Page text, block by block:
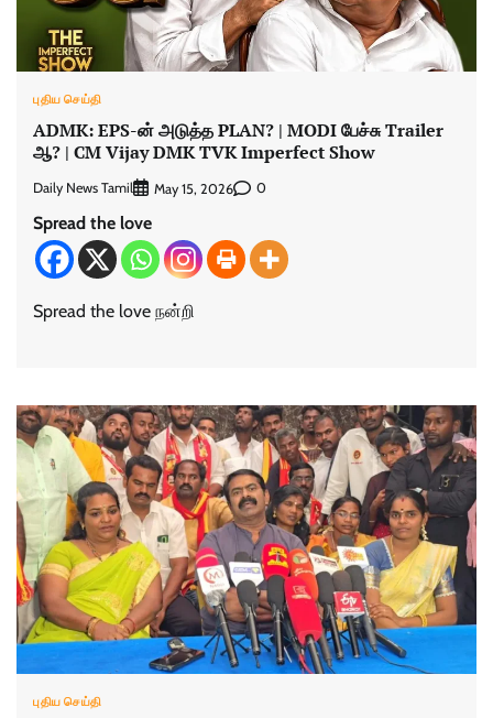
புதிய செய்தி
ADMK: EPS-ன் அடுத்த PLAN? | MODI பேச்சு Trailer
ஆ? | CM Vijay DMK TVK Imperfect Show
Daily News Tamil May 15, 2026 0
Spread the love
Spread the love நன்றி
புதிய செய்தி